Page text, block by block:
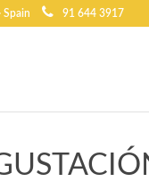
Spain 91 644 3917